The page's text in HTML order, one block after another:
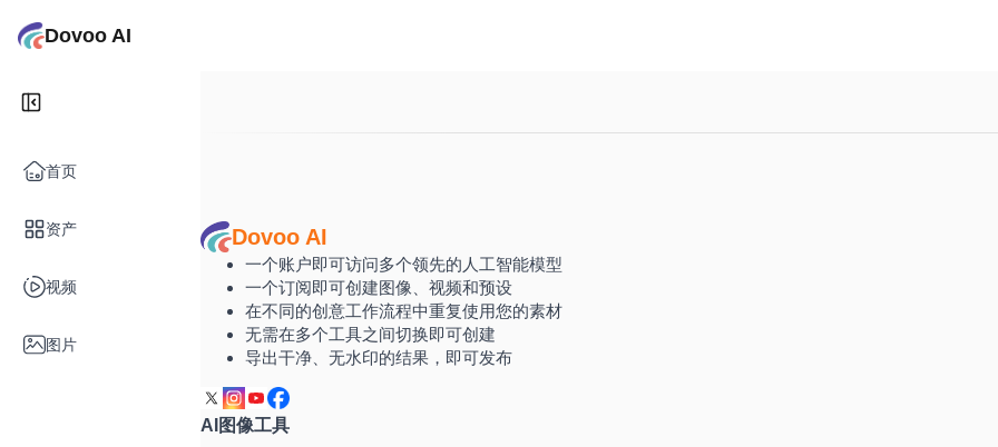
Dovoo AI
首页
资产
视频
图片
Dovoo AI
一个账户即可访问多个领先的人工智能模型
一个订阅即可创建图像、视频和预设
在不同的创意工作流程中重复使用您的素材
无需在多个工具之间切换即可创建
导出干净、无水印的结果，即可发布
AI图像工具